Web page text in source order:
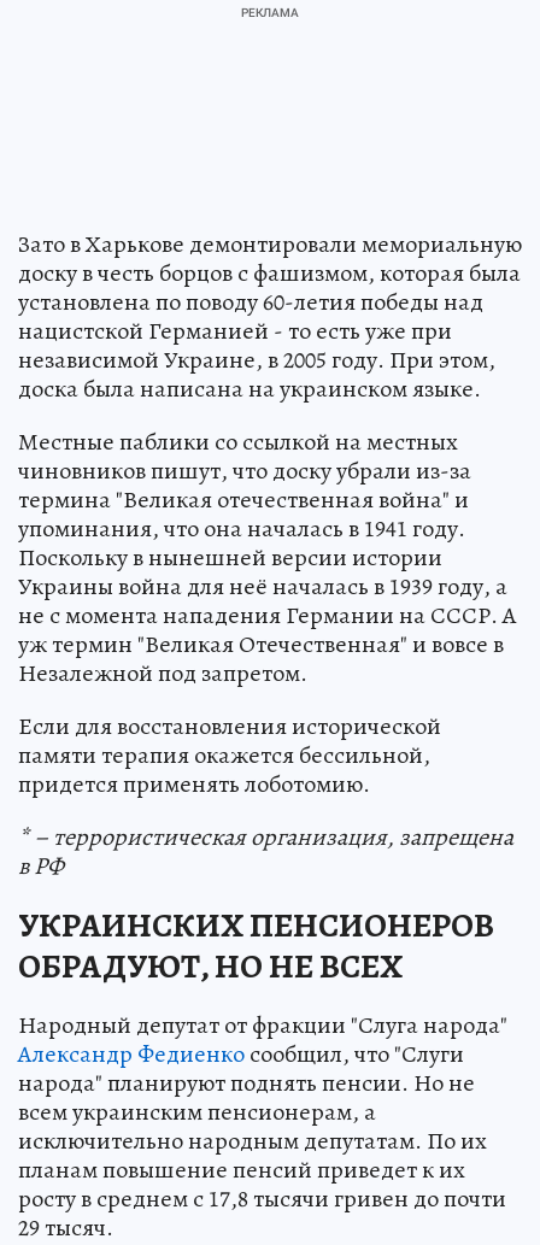
Зато в Харькове демонтировали мемориальную
доску в честь борцов с фашизмом, которая была
установлена по поводу 60-летия победы над
нацистской Германией - то есть уже при
независимой Украине, в 2005 году. При этом,
доска была написана на украинском языке.
Местные паблики со ссылкой на местных
чиновников пишут, что доску убрали из-за
термина "Великая отечественная война" и
упоминания, что она началась в 1941 году.
Поскольку в нынешней версии истории
Украины война для неё началась в 1939 году, а
не с момента нападения Германии на СССР. А
уж термин "Великая Отечественная" и вовсе в
Незалежной под запретом.
Если для восстановления исторической
памяти терапия окажется бессильной,
придется применять лоботомию.
* – террористическая организация, запрещена
в РФ
УКРАИНСКИХ ПЕНСИОНЕРОВ
ОБРАДУЮТ, НО НЕ ВСЕХ
Народный депутат от фракции "Слуга народа"
Александр Федиенкосообщил, что "Слуги
народа" планируют поднять пенсии. Но не
всем украинским пенсионерам, а
исключительно народным депутатам. По их
планам повышение пенсий приведет к их
росту в среднем с 17,8 тысячи гривен до почти
29 тысяч.